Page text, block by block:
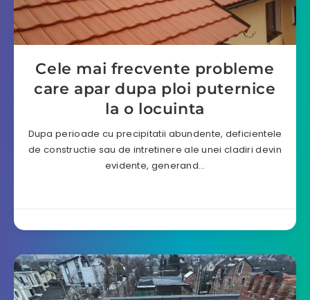
Cele mai frecvente probleme
care apar dupa ploi puternice
la o locuinta
Dupa perioade cu precipitatii abundente, deficientele
de constructie sau de intretinere ale unei cladiri devin
evidente, generand…